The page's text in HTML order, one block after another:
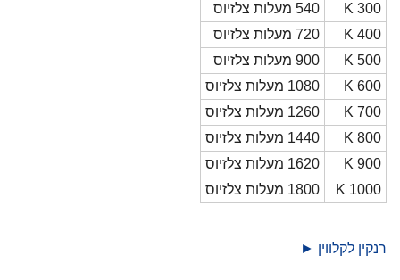
300 K
540 מעלות צלזיוס
400 K
720 מעלות צלזיוס
500 K
900 מעלות צלזיוס
600 K
1080 מעלות צלזיוס
700 K
1260 מעלות צלזיוס
800 K
1440 מעלות צלזיוס
900 K
1620 מעלות צלזיוס
1000 K
1800 מעלות צלזיוס
רנקין לקלווין ►